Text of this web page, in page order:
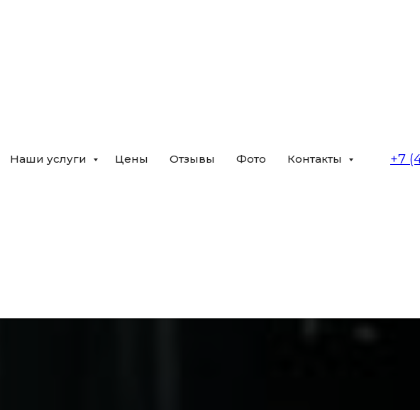
Наши услуги Цены Отзывы Фото Контакты +7